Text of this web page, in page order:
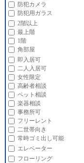
防犯カメラ
防犯用ガラス
2階以上
最上階
1階
角部屋
即入居可
二人入居可
女性限定
高齢者相談
ペット相談
楽器相談
事務所可
フリーレント
二世帯向き
常時ゴミ出し可能
エレベーター
フローリング